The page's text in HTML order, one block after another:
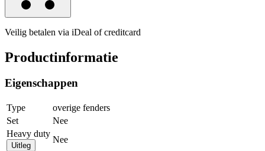
Veilig betalen via iDeal of creditcard
Productinformatie
Eigenschappen
Type
overige fenders
Set
Nee
Heavy duty
Uitleg
Nee